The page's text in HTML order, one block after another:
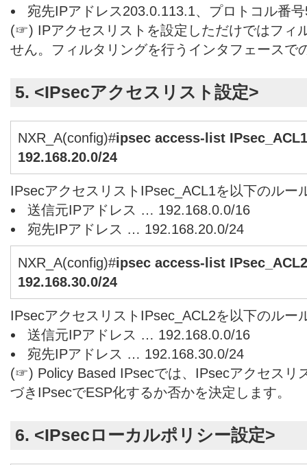
宛先IPアドレス203.0.113.1、プロトコル番
(☞) IPアクセスリストを設定しただけではフィ
せん。フィルタリングを行うインタフェースで
5. <IPsecアクセスリスト設定>
NXR_A(config)#ipsec access-list
192.168.20.0/24
IPsecアクセスリストIPsec_ACL1を以下のルー
送信元IPアドレス … 192.168.0.0/16
宛先IPアドレス … 192.168.20.0/24
NXR_A(config)#ipsec access-list
192.168.30.0/24
IPsecアクセスリストIPsec_ACL2を以下のルー
送信元IPアドレス … 192.168.0.0/16
宛先IPアドレス … 192.168.30.0/24
(☞) Policy Based IPsecでは、IPsecアクセスリ
づきIPsecでESP化するか否かを決定します。
6. <IPsecローカルポリシー設定>